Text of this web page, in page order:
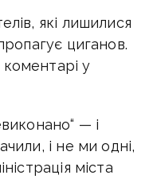
які лишилися
циганов.
у
— і
і не ми одні,
міста